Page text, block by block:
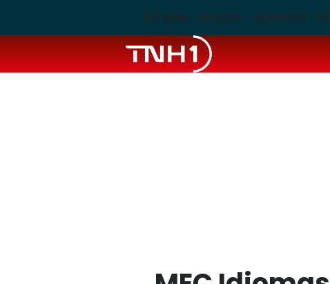
ÚLTIMAS MACEIÓ ALAGOAS